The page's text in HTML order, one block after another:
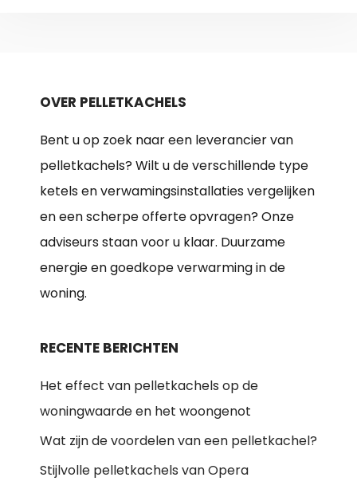
OVER PELLETKACHELS
Bent u op zoek naar een leverancier van
pelletkachels? Wilt u de verschillende type
ketels en verwamingsinstallaties vergelijken
en een scherpe offerte opvragen? Onze
adviseurs staan voor u klaar. Duurzame
energie en goedkope verwarming in de
woning.
RECENTE BERICHTEN
Het effect van pelletkachels op de
woningwaarde en het woongenot
Wat zijn de voordelen van een pelletkachel?
Stijlvolle pelletkachels van Opera